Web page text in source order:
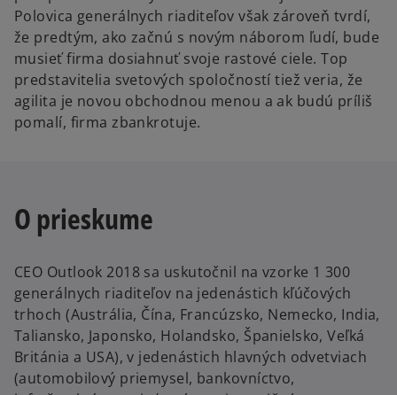
Polovica generálnych riaditeľov však zároveň tvrdí,
že predtým, ako začnú s novým náborom ľudí, bude
musieť firma dosiahnuť svoje rastové ciele. Top
predstavitelia svetových spoločností tiež veria, že
agilita je novou obchodnou menou a ak budú príliš
pomalí, firma zbankrotuje.
O prieskume
CEO Outlook 2018 sa uskutočnil na vzorke 1 300
generálnych riaditeľov na jedenástich kľúčových
trhoch (Austrália, Čína, Francúzsko, Nemecko, India,
Taliansko, Japonsko, Holandsko, Španielsko, Veľká
Británia a USA), v jedenástich hlavných odvetviach
(automobilový priemysel, bankovníctvo,